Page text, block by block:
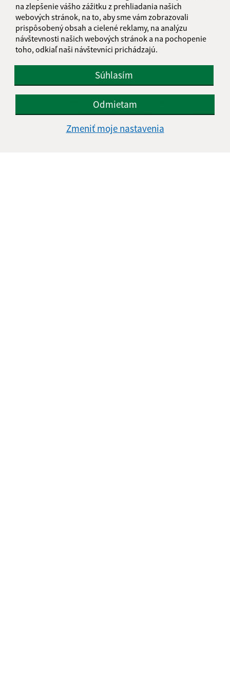
na zlepšenie vášho zážitku z prehliadania našich
webových stránok, na to, aby sme vám zobrazovali
prispôsobený obsah a cielené reklamy, na analýzu
návštevnosti našich webových stránok a na pochopenie
toho, odkiaľ naši návštevníci prichádzajú.
Súhlasím
Odmietam
Zmeniť moje nastavenia
Streda:
08:00 - 12:00 13.00 - 15.30
Štvrtok:
08:00 - 12:00 13.00 - 15.30
Piatok:
08:00 - 12:00 nestránkový deň
Obedňajšia prestávka:12:00 - 13:00
Kontakt:
Obecný úrad Belá nad Cirochou
Osloboditeľov 535/33
067 81 Belá nad Cirochou